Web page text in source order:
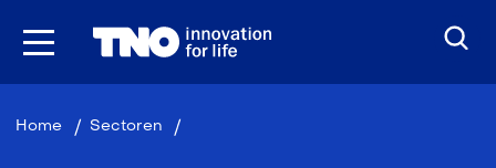
Ga
Home Sectoren